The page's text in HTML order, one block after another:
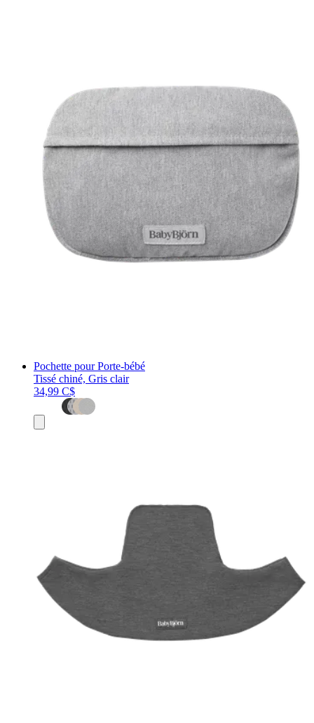
Pochette pour Porte-bébé
Tissé chiné, Gris clair
34,99 C$
au